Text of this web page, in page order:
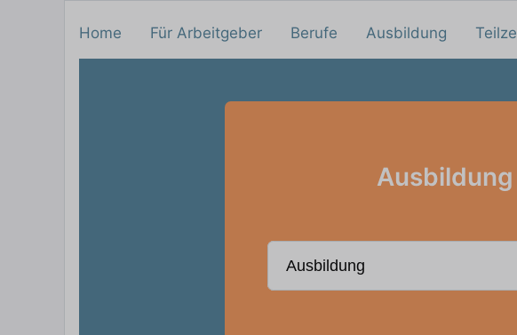
Home Für Arbeitgeber Berufe Ausbildung